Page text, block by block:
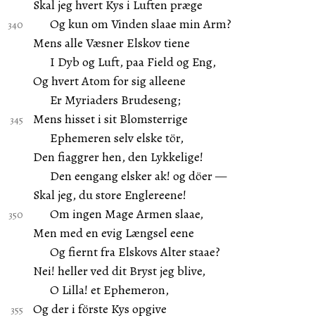
Skal jeg hvert Kys i Luften præge
Og kun om Vinden slaae min Arm?
Mens alle Væsner Elskov tiene
I Dyb og Luft, paa Field og Eng,
Og hvert Atom for sig alleene
Er Myriaders Brudeseng;
Mens hisset i sit Blomsterrige
Ephemeren selv elske tör,
Den fiaggrer hen, den Lykkelige!
Den eengang elsker ak! og döer —
Skal jeg, du store Englereene!
Om ingen Mage Armen slaae,
Men med en evig Længsel eene
Og fiernt fra Elskovs Alter staae?
Nei! heller ved dit Bryst jeg blive,
O Lilla! et Ephemeron,
Og der i förste Kys opgive